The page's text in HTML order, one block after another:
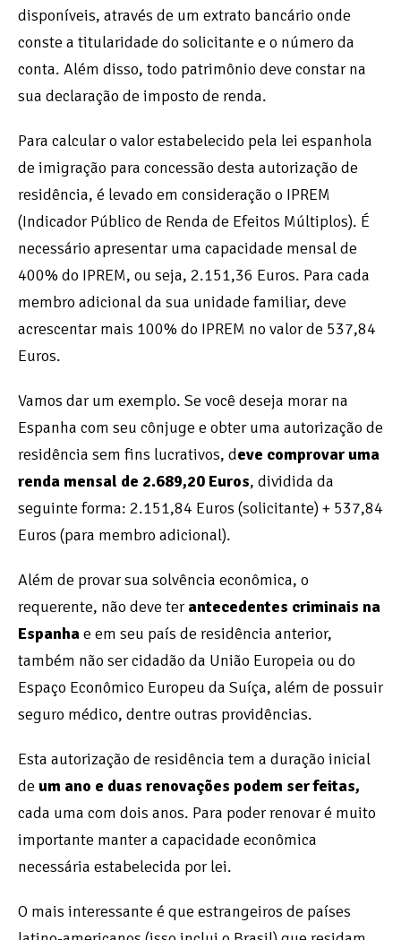
disponíveis, através de um extrato bancário onde
conste a titularidade do solicitante e o número da
conta. Além disso, todo patrimônio deve constar na
sua declaração de imposto de renda.
Para calcular o valor estabelecido pela lei espanhola
de imigração para concessão desta autorização de
residência, é levado em consideração o IPREM
(Indicador Público de Renda de Efeitos Múltiplos). É
necessário apresentar uma capacidade mensal de
400% do IPREM, ou seja, 2.151,36 Euros. Para cada
membro adicional da sua unidade familiar, deve
acrescentar mais 100% do IPREM no valor de 537,84
Euros.
Vamos dar um exemplo. Se você deseja morar na
Espanha com seu cônjuge e obter uma autorização de
residência sem fins lucrativos, deve comprovar uma
renda mensal de 2.689,20 Euros, dividida da
seguinte forma: 2.151,84 Euros (solicitante) + 537,84
Euros (para membro adicional).
Além de provar sua solvência econômica, o
requerente, não deve terantecedentes criminais na
Espanhae em seu país de residência anterior,
também não ser cidadão da União Europeia ou do
Espaço Econômico Europeu da Suíça, além de possuir
seguro médico, dentre outras providências.
Esta autorização de residência tem a duração inicial
de um ano e duas renovações podem ser feitas,
cada uma com dois anos. Para poder renovar é muito
importante manter a capacidade econômica
necessária estabelecida por lei.
O mais interessante é que estrangeiros de países